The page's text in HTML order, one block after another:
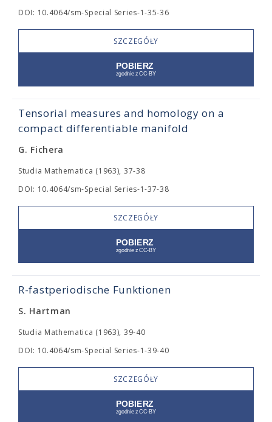
DOI: 10.4064/sm-Special Series-1-35-36
SZCZEGÓŁY
Tensorial measures and homology on a
compact differentiable manifold
G. Fichera
Studia Mathematica (1963), 37-38
DOI: 10.4064/sm-Special Series-1-37-38
SZCZEGÓŁY
R-fastperiodische Funktionen
S. Hartman
Studia Mathematica (1963), 39-40
DOI: 10.4064/sm-Special Series-1-39-40
SZCZEGÓŁY